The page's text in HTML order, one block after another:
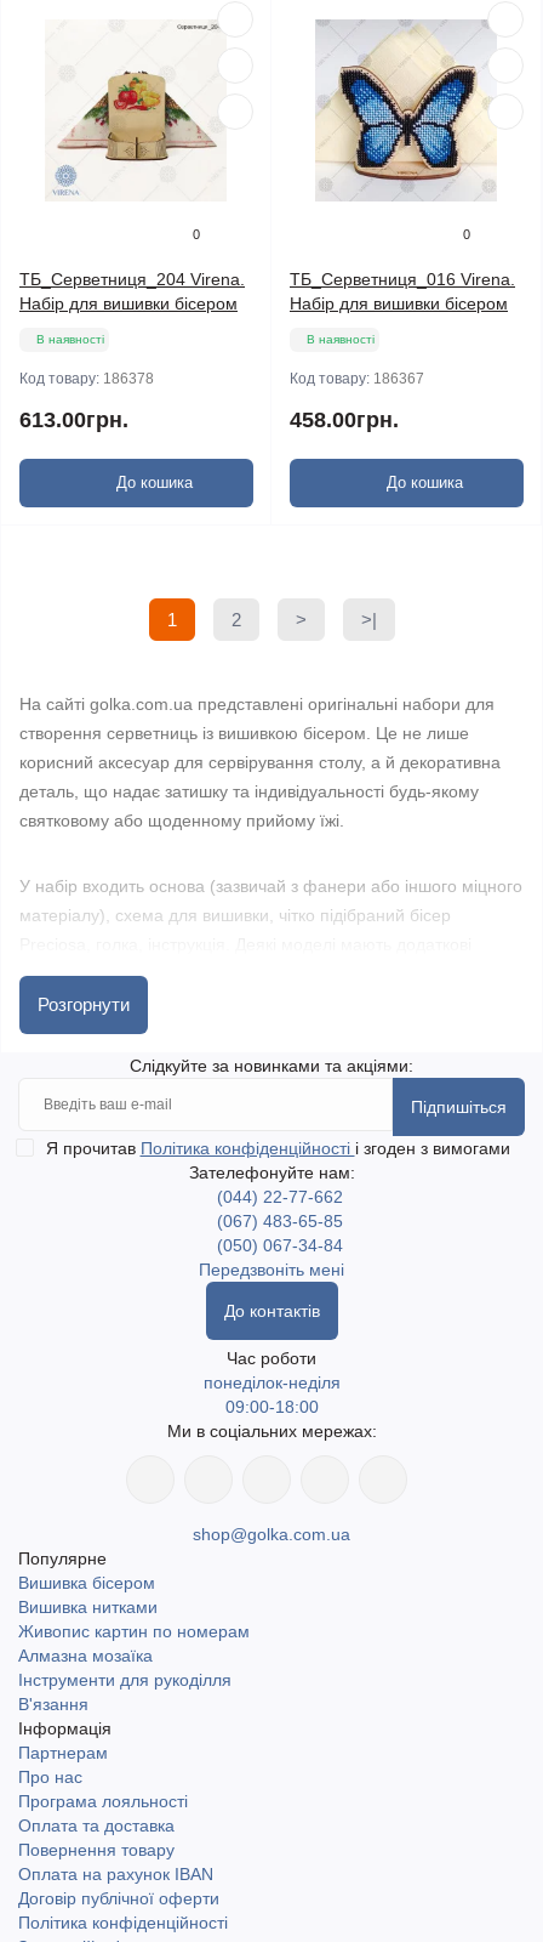
0
ТБ_Серветниця_204 Virena.
Набір для вишивки бісером
В наявності
Код товару: 186378
613.00грн.
До кошика
0
ТБ_Серветниця_016 Virena.
Набір для вишивки бісером
В наявності
Код товару: 186367
458.00грн.
До кошика
1 2 > >|
На сайті golka.com.ua представлені оригінальні набори для
створення серветниць із вишивкою бісером. Це не лише
корисний аксесуар для сервірування столу, а й декоративна
деталь, що надає затишку та індивідуальності будь-якому
святковому або щоденному прийому їжі.
У набір входить основа (зазвичай з фанери або іншого міцного
матеріалу), схема для вишивки, чітко підібраний бісер
декоративні елементи — підставки, обрамлення, прорізи.
Такі набори стануть чудовим подарунком або прикрасою до
Великодня, Різдва, весільних урочистостей чи родинних свят.
Вишиті власноруч серветниці підкреслять ваш стиль і любов до
Швидка доставка по Україні, включаючи найвіддаленіші
населені пункти. Доступний самовивіз у місті Одеса. Доставка
Новою поштою та Укрпоштою.
Розгорнути
Слідкуйте за новинками та акціями:
Підпишіться
Я прочитав Політика конфіденційності і згоден з вимогами
Зателефонуйте нам:
(044) 22-77-662
(067) 483-65-85
(050) 067-34-84
Передзвоніть мені
До контактів
Час роботи
понеділок-неділя
09:00-18:00
Ми в соціальних мережах:
shop@golka.com.ua
Популярне
Вишивка бісером
Вишивка нитками
Живопис картин по номерам
Алмазна мозаїка
Інструменти для рукоділля
В'язання
Інформація
Партнерам
Про нас
Програма лояльності
Оплата та доставка
Повернення товару
Оплата на рахунок IBAN
Договір публічної оферти
Політика конфіденційності